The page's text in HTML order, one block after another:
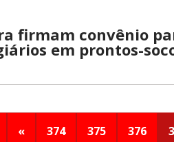
firmam convênio
em prontos-
« 374 375 376